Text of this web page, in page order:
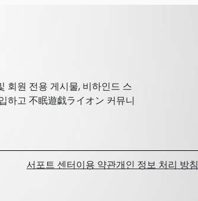
회원 전용 게시물, 비하인드 스
하고 不眠遊戯ライオン 커뮤니
서포트 센터이용 약관개인 정보 처리 방침